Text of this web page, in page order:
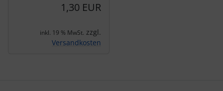
1,30 EUR
inkl. 19 % MwSt. zzgl.
Versandkosten